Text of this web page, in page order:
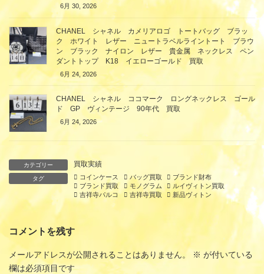
6月 30, 2026
CHANEL シャネル カメリアロゴ トートバッグ ブラッ
ク ホワイト レザー ニュートラベルライントート ブラウ
ン ブラック ナイロン レザー 貴金属 ネックレス ペン
ダントトップ K18 イエローゴールド 買取
6月 24, 2026
CHANEL シャネル ココマーク ロングネックレス ゴール
ド GP ヴィンテージ 90年代 買取
6月 24, 2026
カテゴリー 買取実績
タグ コインケース バッグ買取
ブランド財布
ブランド買取
モノグラム
ルイヴィトン買取
吉祥寺パルコ
吉祥寺買取 新品ヴィトン
コメントを残す
メールアドレスが公開されることはありません。 ※ が付いている
欄は必須項目です